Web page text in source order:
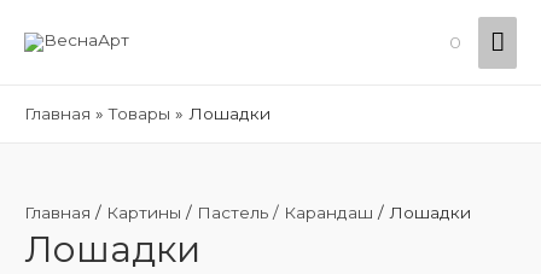
0
Главная Товары Лошадки
Главная / Картины / Пастель / Карандаш / Лошадки
Лошадки